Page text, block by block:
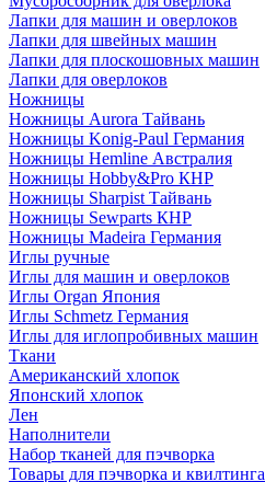
Лапки для машин и оверлоков
Лапки для швейных машин
Лапки для плоскошовных машин
Лапки для оверлоков
Ножницы
Ножницы Aurora Тайвань
Ножницы Konig-Paul Германия
Ножницы Hemline Австралия
Ножницы Hobby&Pro КНР
Ножницы Sharpist Тайвань
Ножницы Sewparts КНР
Ножницы Madeira Германия
Иглы ручные
Иглы для машин и оверлоков
Иглы Organ Япония
Иглы Schmetz Германия
Иглы для иглопробивных машин
Ткани
Американский хлопок
Японский хлопок
Лен
Наполнители
Набор тканей для пэчворка
Товары для пэчворка и квилтинга